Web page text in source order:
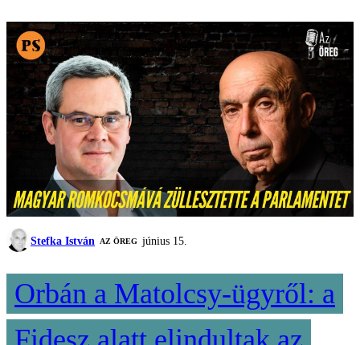
Stefka István AZ ÖREG június 15.
Orbán a Matolcsy-ügyről: a